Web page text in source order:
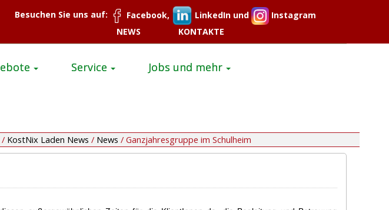
Besuchen Sie uns auf: Facebook, LinkedIn und
Instagram
NEWS
KONTAKTE
Service Jobs und mehr
/ KostNix Laden News / News / Ganzjahresgruppe im Schulheim